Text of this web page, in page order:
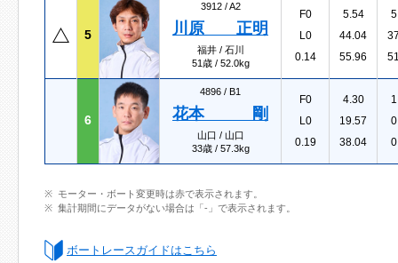
5
3912 /A2
川原 正明
福井 / 石川
51歳 / 52.0kg
F0
L0
0.14
5.54
44.04
55.96
6
4896 / B1
花本 剛
山口 / 山口
33歳 / 57.3kg
F0
L0
0.19
4.30
19.57
38.04
モーター・ボート変更時は赤で表示されます。
集計期間にデータがない場合は「-」で表示されます。
ボートレースガイドはこちら